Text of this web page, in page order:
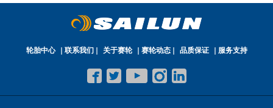
轮胎中心 联系我们 关于赛轮 赛轮动态 品质保证 服务支持